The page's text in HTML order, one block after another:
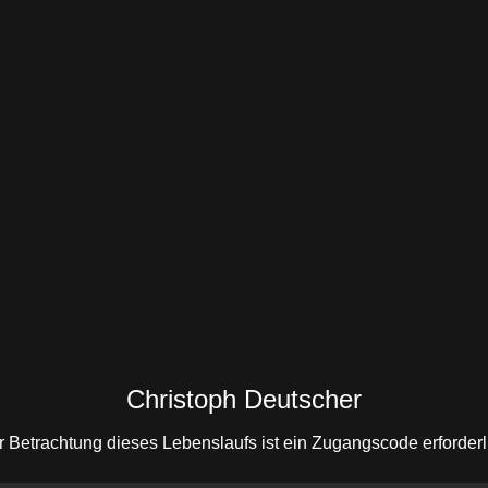
Christoph Deutscher
Betrachtung dieses Lebenslaufs ist ein Zugangscode